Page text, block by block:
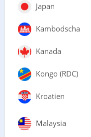
Japan
Kambodscha
Kanada
Kongo (RDC)
Kroatien
Malaysia